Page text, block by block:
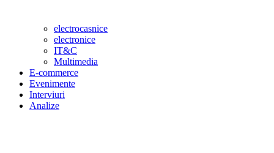
electrocasnice
electronice
IT&C
Multimedia
E-commerce
Evenimente
Interviuri
Analize